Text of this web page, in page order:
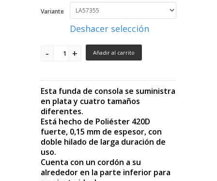
Variante
Deshacer selección
Añadir al carrito
Esta funda de consola se suministra
en plata y cuatro tamaños
diferentes.
Está hecho de Poliéster 420D
fuerte, 0,15 mm de espesor, con
doble hilado de larga duración de
uso.
Cuenta con un cordón a su
alrededor en la parte inferior para